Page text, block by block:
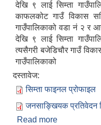
देखि ९ लाई सिम्ता
काफलकोट गाउँ विकास
गाउँपालिकाको वडा नं २ र
देखि ९ लाई सिम्ता
त्यसैगरी बजेडिचौर गाउँ
गाउँपालिकाको
दस्तावेज:
सिम्ता फाइनल प्रोफाइल
जनसाङ्खियक प्रतिवेदन
Read more